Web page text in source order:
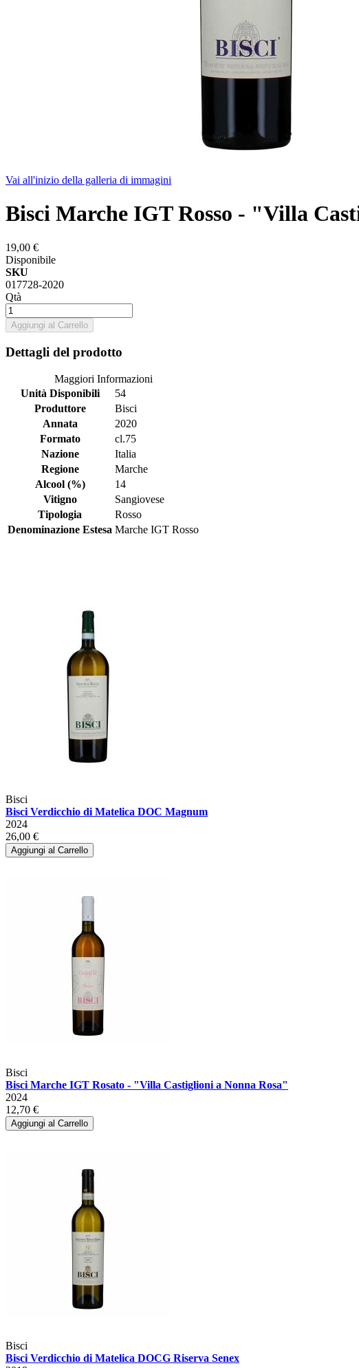
Vai all'inizio della galleria di immagini
Bisci Marche IGT Rosso - "Villa
19,00 €
Disponibile
SKU
017728-2020
Qtà
Aggiungi al Carrello
Dettagli del prodotto
Maggiori Informazioni
Unità Disponibili
54
Produttore
Bisci
Annata
2020
Formato
cl.75
Nazione
Italia
Regione
Marche
Alcool (%)
14
Vitigno
Sangiovese
Tipologia
Rosso
Denominazione Estesa Marche IGT Rosso
Bisci
Bisci Verdicchio di Matelica DOC Magnum
2024
26,00 €
Aggiungi al Carrello
Bisci
Bisci Marche IGT Rosato - "Villa Castiglioni a Nonna Rosa"
2024
12,70 €
Aggiungi al Carrello
Bisci
Bisci Verdicchio di Matelica DOCG Riserva Senex